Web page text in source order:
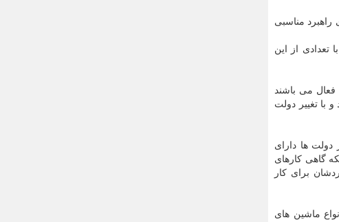
راهبرد مناسبی
تعدادی از این
می باشند
با تغییر دولت
دولت ها دارای
گاهی کارهای
برای کار
ماشین های